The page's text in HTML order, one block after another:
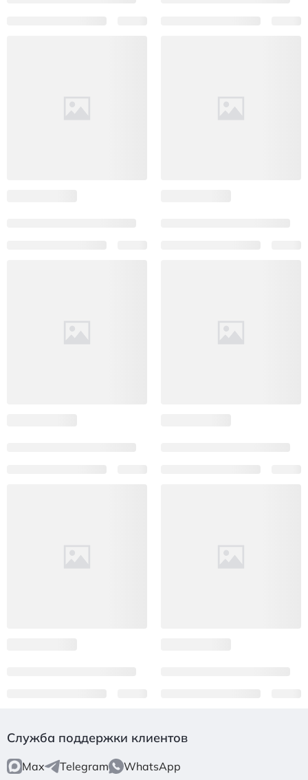
Служба поддержки клиентов
Max Telegram WhatsApp